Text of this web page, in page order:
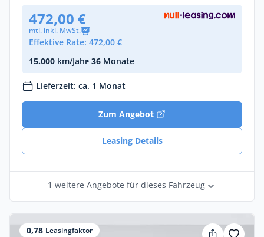
472,00 €
mtl. inkl. MwSt.
Effektive Rate: 472,00 €
15.000 km/Jahr• 36 Monate
Lieferzeit: ca. 1 Monat
Zum Angebot
Leasing Details
1 weitere Angebote für dieses Fahrzeug
0,78 Leasingfaktor